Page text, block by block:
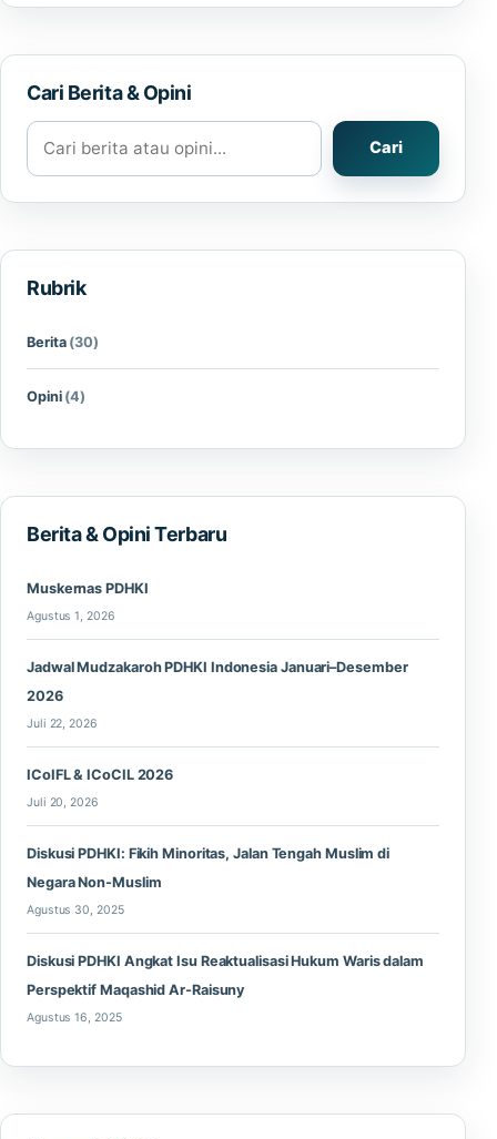
Cari Berita & Opini
Cari berita atau opini
Cari
Rubrik
Berita (30)
Opini (4)
Berita & Opini Terbaru
Muskernas PDHKI
Agustus 1, 2026
Jadwal Mudzakaroh PDHKI Indonesia Januari–Desember
2026
Juli 22, 2026
ICoIFL & ICoCIL 2026
Juli 20, 2026
Diskusi PDHKI: Fikih Minoritas, Jalan Tengah Muslim di
Negara Non-Muslim
Agustus 30, 2025
Diskusi PDHKI Angkat Isu Reaktualisasi Hukum Waris dalam
Perspektif Maqashid Ar-Raisuny
Agustus 16, 2025